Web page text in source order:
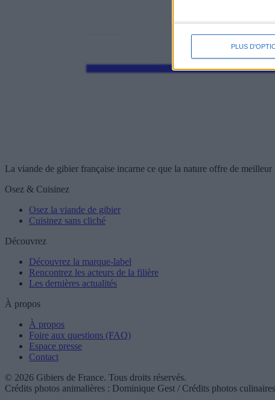
PLUS
La viande de gibier française incarne ce que la nature offre de
Osez & Cuisinez
Osez la viande de gibier
Cuisinez sans cliché
Découvrez
Découvrez la marque-label
Rencontrez les acteurs de la filière
Les dernières actualités
À propos
À propos
Foire aux questions (FAQ)
Espace presse
Contact
© 2026 Gibiers de France. Tous droits réservés.
Crédits photos animalières : Dominique Gest / Crédits photos